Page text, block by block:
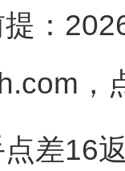
：
，
点差16